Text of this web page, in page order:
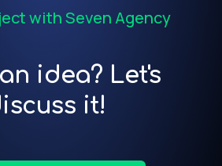
with Seven Agency
idea? Let's
it!